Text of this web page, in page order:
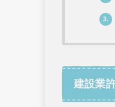
3.
建設業